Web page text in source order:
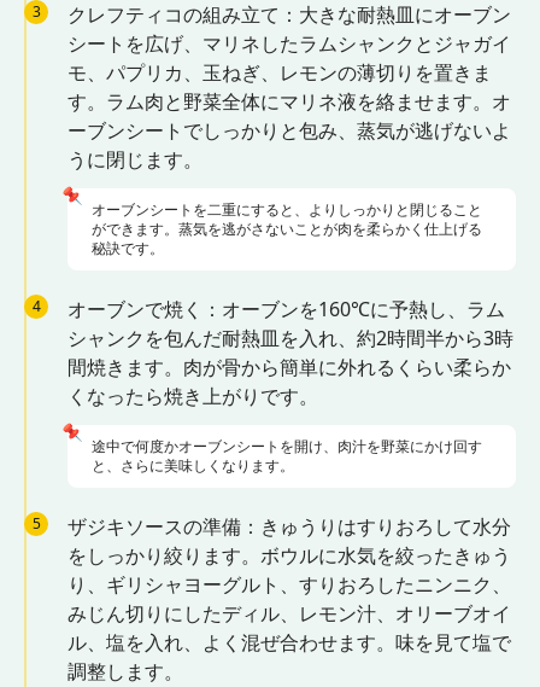
3
クレフティコの組み立て：大きな耐熱皿にオーブン
シートを広げ、マリネしたラムシャンクとジャガイ
モ、パプリカ、玉ねぎ、レモンの薄切りを置きま
す。ラム肉と野菜全体にマリネ液を絡ませます。オ
ーブンシートでしっかりと包み、蒸気が逃げないよ
うに閉じます。
オーブンシートを二重にすると、よりしっかりと閉じること
ができます。蒸気を逃がさないことが肉を柔らかく仕上げる
秘訣です。
📌
4
オーブンで焼く：オーブンを160℃に予熱し、ラム
シャンクを包んだ耐熱皿を入れ、約2時間半から3時
間焼きます。肉が骨から簡単に外れるくらい柔らか
くなったら焼き上がりです。
途中で何度かオーブンシートを開け、肉汁を野菜にかけ回す
と、さらに美味しくなります。
📌
5
ザジキソースの準備：きゅうりはすりおろして水分
をしっかり絞ります。ボウルに水気を絞ったきゅう
り、ギリシャヨーグルト、すりおろしたニンニク、
みじん切りにしたディル、レモン汁、オリーブオイ
ル、塩を入れ、よく混ぜ合わせます。味を見て塩で
調整します。